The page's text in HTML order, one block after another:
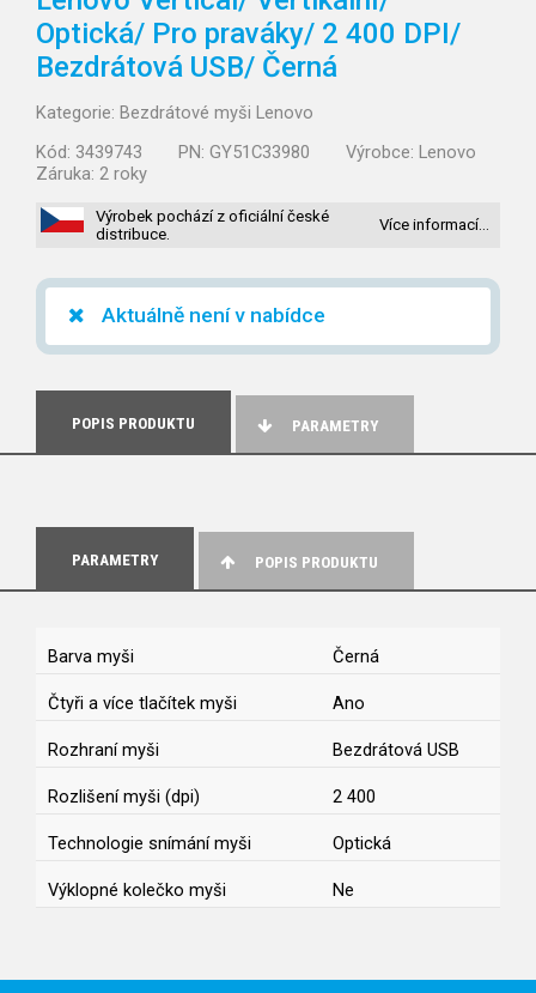
Optická/ Pro praváky/ 2 400 DPI/
Bezdrátová USB/ Černá
Kategorie: Bezdrátové myši Lenovo
Kód: 3439743 PN: GY51C33980 Výrobce: Lenovo
Záruka: 2 roky
Výrobek pochází z oficiální české
distribuce.
Více informací…
Aktuálně není v nabídce
POPIS PRODUKTU PARAMETRY
PARAMETRY POPIS PRODUKTU
Barva myši Černá
Čtyři a více tlačítek myši Ano
Rozhraní myši Bezdrátová USB
Rozlišení myši (dpi) 2 400
Technologie snímání myši Optická
Výklopné kolečko myši Ne